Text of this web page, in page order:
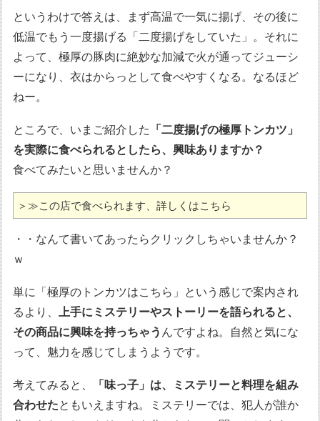
というわけで答えは、まず高温で一気に揚げ、その後に
低温でもう一度揚げる「二度揚げをしていた」。それに
よって、極厚の豚肉に絶妙な加減で火が通ってジューシ
ーになり、衣はからっとして食べやすくなる。なるほど
ねー。
ところで、いまご紹介した
「二度揚げの極厚トンカツ」
を実際に食べられるとしたら、興味ありますか？
食べてみたいと思いませんか？
＞≫この店で食べられます、詳しくはこちら
・・なんて書いてあったらクリックしちゃいませんか？
ｗ
単に「極厚のトンカツはこちら」という感じで案内され
るより、
上手にミステリーやストーリーを語られると、
その商品に興味を持っちゃう んですよね。自然と気にな
って、魅力を感じてしまうようです。
考えてみると、
「味っ子」は、ミステリーと料理を組み
合わせたともいえますね。ミステリーでは、犯人が誰か